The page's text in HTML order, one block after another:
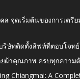
ล จุดเริ่มต้นของการเต
ริษัทติดตั้งลิฟท์ที่ตอบโจท
ยผ้าคุณภาพ ครบทุกความ
Chiangmai: A